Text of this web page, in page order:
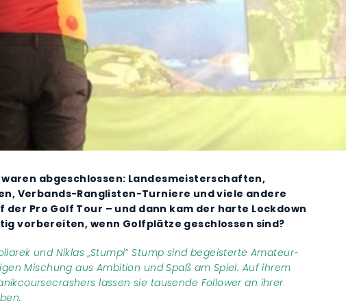
waren abgeschlossen: Landesmeisterschaften,
Verbands-Ranglisten-Turniere und viele andere
Pro Golf Tour – und dann kam der harte Lockdown
vorbereiten, wenn Golfplätze geschlossen sind?
und Niklas „Stumpi“ Stump sind begeisterte Amateur-
Mischung aus Ambition und Spaß am Spiel. Auf ihrem
lassen sie tausende Follower an ihrer